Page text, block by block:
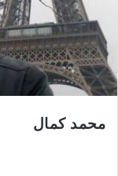
د
ا
إ
ل
ك
ر
محمد كمال